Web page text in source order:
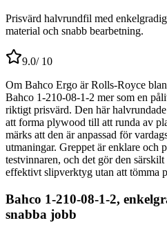
Prisvärd halvrundfil med
material och snabb bearbetning.
9.0/ 10
Om Bahco Ergo är Rolls-Royce
Bahco 1-210-08-1-2 mer som en
riktigt prisvärd. Den här
att forma plywood till att runda av
märks att den är anpassad för
utmaningar. Greppet är enklare och
testvinnaren, och det gör den
effektivt slipverktyg utan att tömma
Bahco 1-210-08-1-2,
snabba jobb